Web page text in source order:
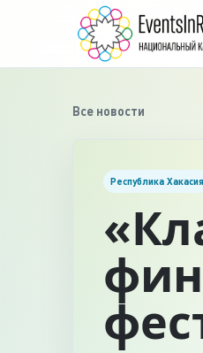
Все новости
Республика Хакасия